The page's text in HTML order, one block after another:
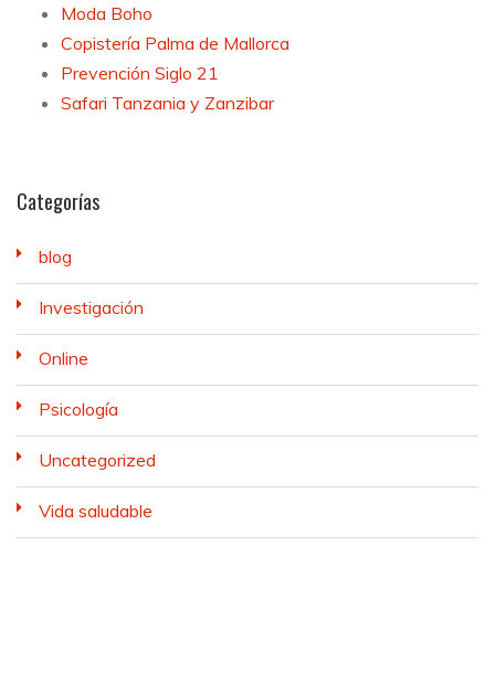
Moda Boho
Copistería Palma de Mallorca
Prevención Siglo 21
Safari Tanzania y Zanzibar
Categorías
blog
Investigación
Online
Psicología
Uncategorized
Vida saludable